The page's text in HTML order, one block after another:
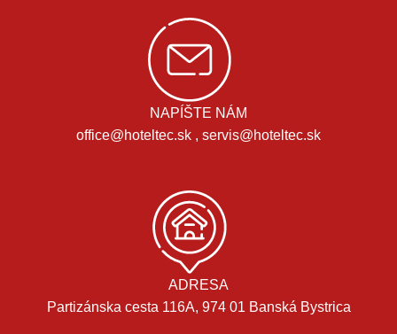
NAPÍŠTE NÁM
office@hoteltec.sk , servis@hoteltec.sk
ADRESA
Partizánska cesta 116A, 974 01 Banská Bystrica